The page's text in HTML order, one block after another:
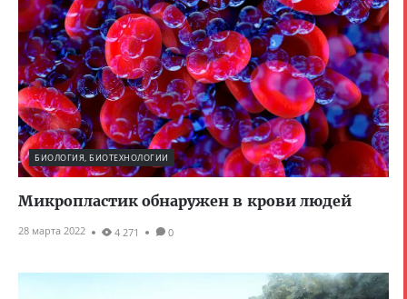
БИОЛОГИЯ, БИОТЕХНОЛОГИИ
Микропластик обнаружен в крови людей
28 марта 2022 4 271 0